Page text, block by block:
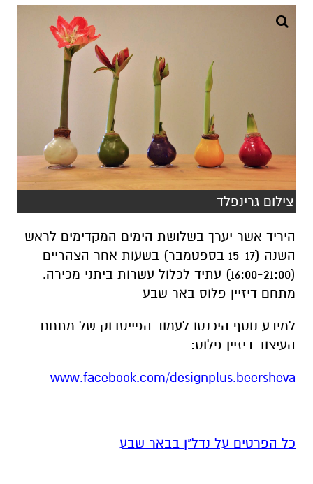
צילום גרינפלד
היריד אשר יערך בשלושת הימים המקדימים לראש
השנה (15-17 בספטמבר) בשעות אחר הצהריים
(16:00-21:00) עתיד לכלול עשרות ביתני מכירה.
מתחם דיזיין פלוס באר שבע
למידע נוסף היכנסו לעמוד הפייסבוק של מתחם
העיצוב דיזיין פלוס:
www.facebook.com/designplus.beersheva
כל הפרטים על נדל"ן בבאר שבע